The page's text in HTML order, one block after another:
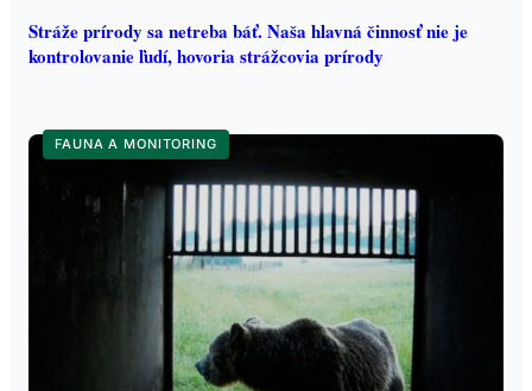
Stráže prírody sa netreba báť. Naša hlavná činnosť nie je
kontrolovanie ľudí, hovoria strážcovia prírody
FAUNA A MONITORING